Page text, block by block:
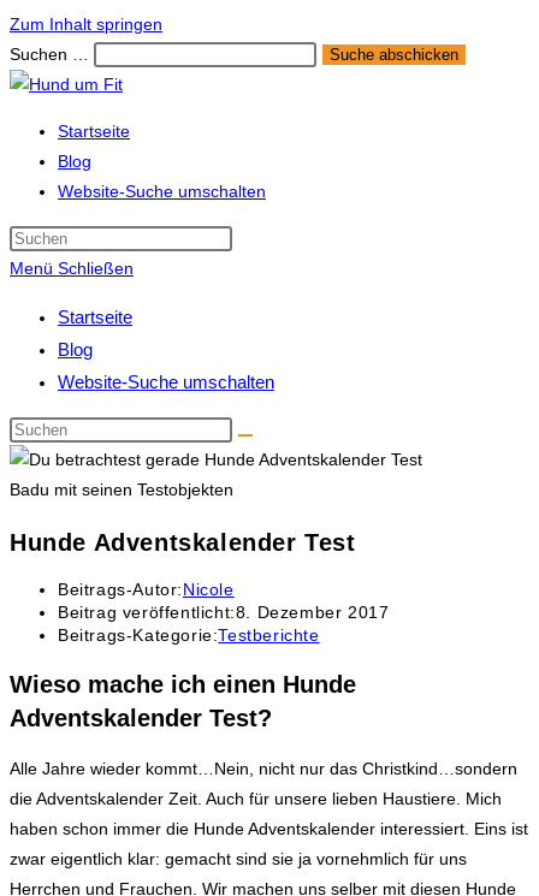
Zum Inhalt springen
Suchen …
Suche abschicken
Startseite
Blog
Website-Suche umschalten
Menü Schließen
Startseite
Blog
Website-Suche umschalten
Badu mit seinen Testobjekten
Hunde Adventskalender Test
Beitrags-Autor:Nicole
Beitrag veröffentlicht:8. Dezember 2017
Beitrags-Kategorie:Testberichte
Wieso mache ich einen Hunde
Adventskalender Test?
Alle Jahre wieder kommt…Nein, nicht nur das Christkind…sondern
die Adventskalender Zeit. Auch für unsere lieben Haustiere. Mich
haben schon immer die Hunde Adventskalender interessiert. Eins ist
zwar eigentlich klar: gemacht sind sie ja vornehmlich für uns
Herrchen und Frauchen. Wir machen uns selber mit diesen Hunde